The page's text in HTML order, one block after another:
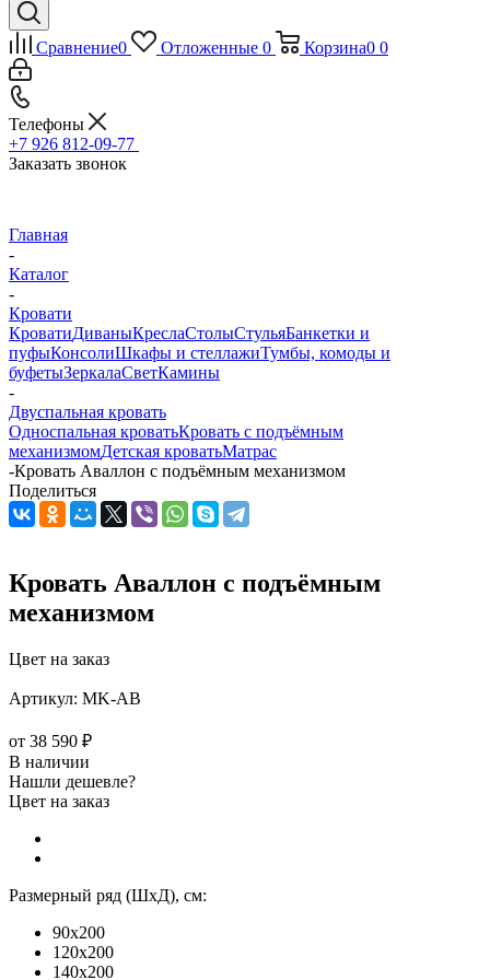
Сравнение0 Отложенные 0 Корзина0 0
Телефоны
+7 926 812-09-77
Заказать звонок
Главная
-
Каталог
-
Кровати
КроватиДиваныКреслаСтолыСтульяБанкетки и
пуфыКонсолиШкафы и стеллажиТумбы, комоды и
буфетыЗеркалаСветКамины
-
Двуспальная кровать
Односпальная кроватьКровать с подъёмным
механизмомДетская кроватьМатрас
-Кровать Аваллон с подъёмным механизмом
Поделиться
Кровать Аваллон с подъёмным
механизмом
Цвет на заказ
Артикул: MK-АВ
от 38 590 ₽
В наличии
Нашли дешевле?
Цвет на заказ
Размерный ряд (ШхД), см:
90x200
120x200
140x200